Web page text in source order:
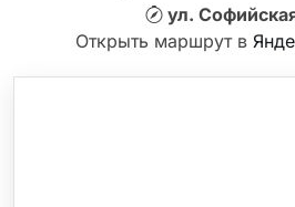
ул.
Открыть маршрут в